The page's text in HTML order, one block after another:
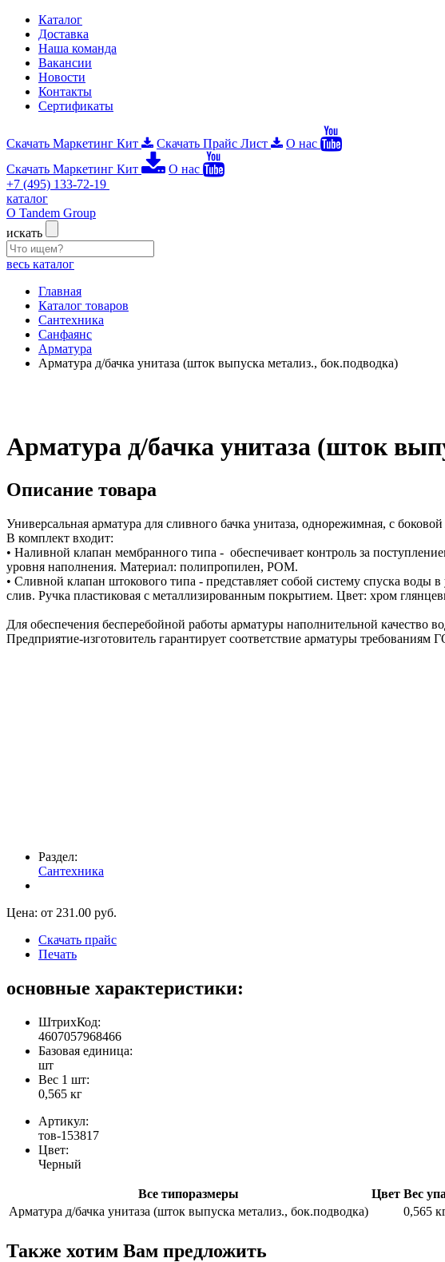
Каталог
Доставка
Наша команда
Вакансии
Новости
Контакты
Сертификаты
Скачать Маркетинг Кит Скачать Прайс Лист
О нас
Скачать Маркетинг Кит
О нас
+7 (495) 133-72-19
каталог
О Tandem Group
искать
весь каталог
Главная
Каталог товаров
Сантехника
Санфаянс
Арматура
Арматура д/бачка унитаза (шток выпуска метализ., бок.подводка)
Арматура д/бачка унитаза (шток
Описание товара
Универсальная арматура для сливного бачка унитаза, однорежимная, с
В комплект входит:
• Наливной клапан мембранного типа - обеспечивает контроль за
уровня наполнения. Материал: полипропилен, POM.
• Сливной клапан штокового типа - представляет собой систему спуска воды
слив. Ручка пластиковая с металлизированным покрытием. Цвет: хром
Для обеспечения бесперебойной работы арматуры наполнительной качество
Предприятие-изготовитель гарантирует соответствие арматуры
Раздел:
Сантехника
Цена: от 231.00 руб.
Скачать прайс
Печать
основные характеристики:
ШтрихКод:
4607057968466
Базовая единица:
шт
Вес 1 шт:
0,565 кг
Артикул:
тов-153817
Цвет:
Черный
Все типоразмеры Цвет Вес
Арматура д/бачка унитаза (шток выпуска метализ., бок.подводка)
0,565
Также хотим Вам предложить